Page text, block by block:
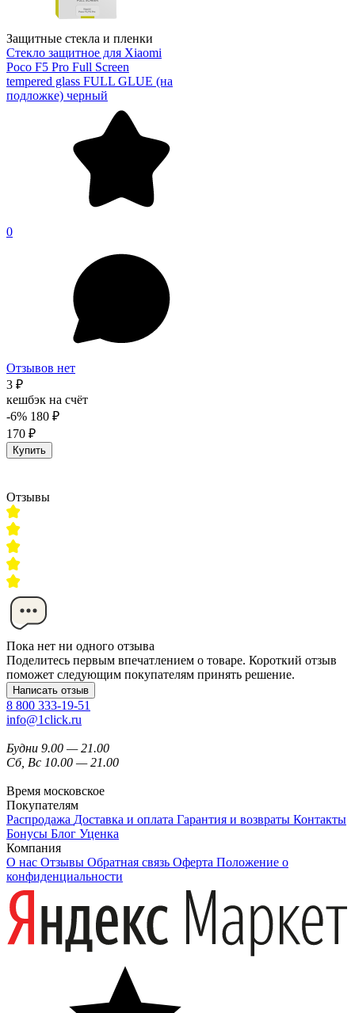
Защитные стекла и пленки
Стекло защитное для Xiaomi
Poco F5 Pro Full Screen
tempered glass FULL GLUE (на
подложке) черный
0
Отзывов нет
3 ₽
кешбэк на счёт
-6% 180 ₽
170 ₽
Купить
Отзывы
Пока нет ни одного отзыва
Поделитесь первым впечатлением о товаре. Короткий отзыв
поможет следующим покупателям принять решение.
Написать отзыв
8 800 333-19-51
info@1click.ru
Будни 9.00 — 21.00
Сб, Вс 10.00 — 21.00
Время московское
Покупателям
Распродажа Доставка и оплата Гарантия и возвраты Контакты
Бонусы Блог Уценка
Компания
О нас Отзывы Обратная связь Оферта Положение о
конфиденциальности